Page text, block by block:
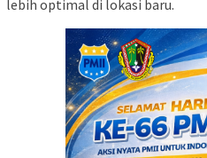
lebih optimal di lokasi baru.